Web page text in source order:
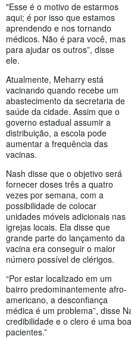
"Esse é o motivo de estarmos
aqui; é por isso que estamos
aprendendo e nos tornando
médicos. Não é para você, mas
para ajudar os outros”, disse
ele.
Atualmente, Meharry está
vacinando quando recebe um
abastecimento da secretaria de
saúde da cidade. Assim que o
governo estadual assumir a
distribuição, a escola pode
aumentar a frequência das
vacinas.
Nash disse que o objetivo será
fornecer doses três a quatro
vezes por semana, com a
possibilidade de colocar
unidades móveis adicionais nas
igrejas locais. Ela disse que
grande parte do lançamento da
vacina era conseguir o maior
número possível de clérigos.
“Por estar localizado em um
bairro predominantemente afro-
americano, a desconfiança
médica é um problema”, disse
credibilidade e o clero é uma
pacientes.”